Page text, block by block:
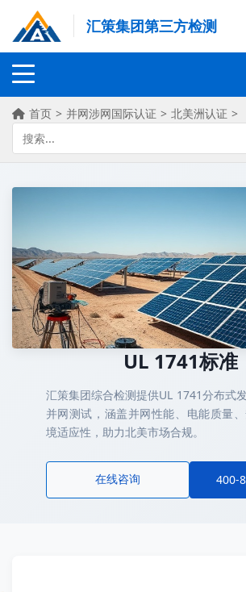
汇策集团第三方检测
首页 > 并网涉网国际认证 > 北美洲认证 >
UL 1741标准
汇策集团综合检测提供UL 1741分布式
并网测试，涵盖并网性能、电能质量
境适应性，助力北美市场合规。
在线咨询 400-